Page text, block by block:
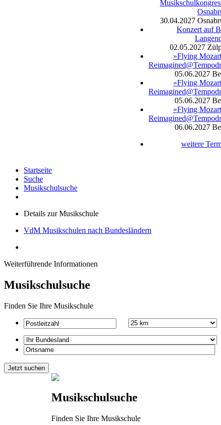
30.04.2027
Konzert auf
02.05.2027
»Flying
05.06.2027
»Flying
05.06.2027
»Flying
06.06.2027
weitere
Startseite
Suche
Musikschulsuche
Details zur Musikschule
VdM Musikschulen nach Bundesländern
Weiterführende Informationen
Musikschulsuche
Finden Sie Ihre Musikschule
Musikschulsuche
Finden Sie Ihre Musikschule